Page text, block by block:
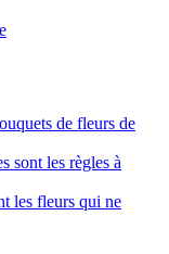
de fleurs de
sont les règles à
les fleurs qui ne